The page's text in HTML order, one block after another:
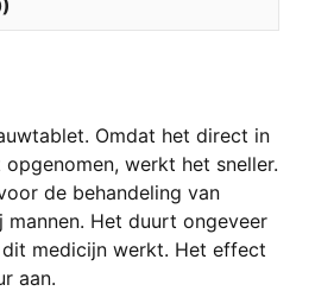
Omdat het direct in
werkt het sneller.
de behandeling van
Het duurt ongeveer
medicijn werkt. Het effect
aan.